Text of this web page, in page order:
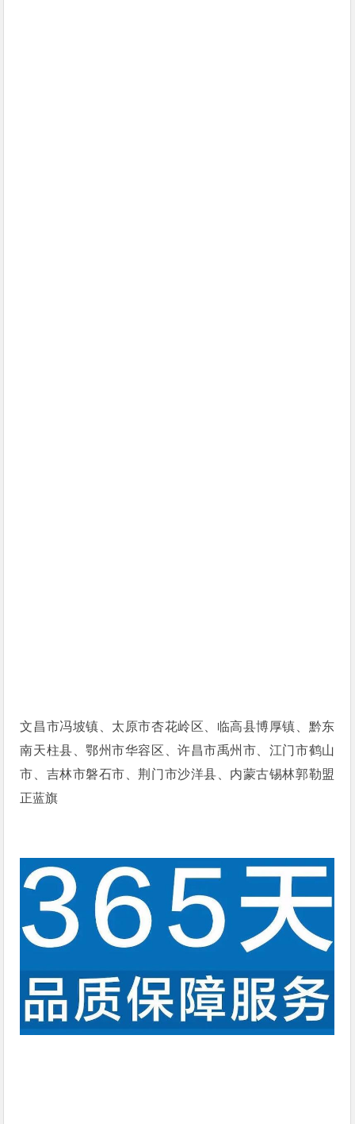
文昌市冯坡镇、太原市杏花岭区、临高县博厚镇、黔东
南天柱县、鄂州市华容区、许昌市禹州市、江门市鹤山
市、吉林市磐石市、荆门市沙洋县、内蒙古锡林郭勒盟
正蓝旗